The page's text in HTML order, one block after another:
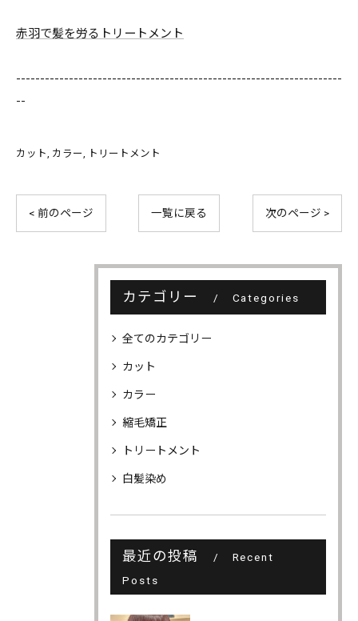
赤羽で髪を労るトリートメント
--------------------------------------------------------------------
--
カット カラー トリートメント
< 前のページ 一覧に戻る 次のページ >
カテゴリー Categories
全てのカテゴリー
カット
カラー
縮毛矯正
トリートメント
白髪染め
最近の投稿
Recent
Posts